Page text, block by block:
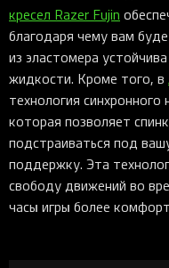
кресел Razer Fujin
благодаря чему вам
из эластомера
жидкости. Кроме того, в
технология
которая позволяет
подстраиваться под
поддержку. Эта
свободу движений во
часы игры более